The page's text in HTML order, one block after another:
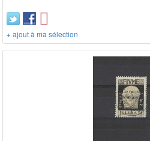
+ ajout à ma sélection